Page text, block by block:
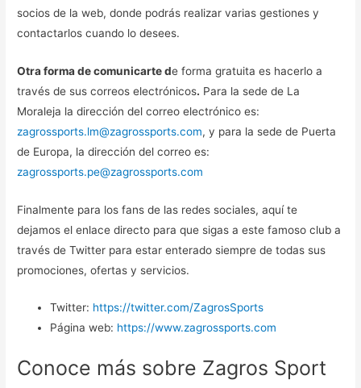
socios de la web, donde podrás realizar varias gestiones y
contactarlos cuando lo desees.
Otra forma de comunicarte de forma gratuita es hacerlo a
través de sus correos electrónicos. Para la sede de La
Moraleja la dirección del correo electrónico es:
zagrossports.lm@zagrossports.com, y para la sede de Puerta
de Europa, la dirección del correo es:
zagrossports.pe@zagrossports.com
Finalmente para los fans de las redes sociales, aquí te
dejamos el enlace directo para que sigas a este famoso club a
través de Twitter para estar enterado siempre de todas sus
promociones, ofertas y servicios.
Twitter: https://twitter.com/ZagrosSports
Página web: https://www.zagrossports.com
Conoce más sobre Zagros Sport